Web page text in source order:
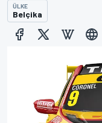
ÜLKE
Belçika